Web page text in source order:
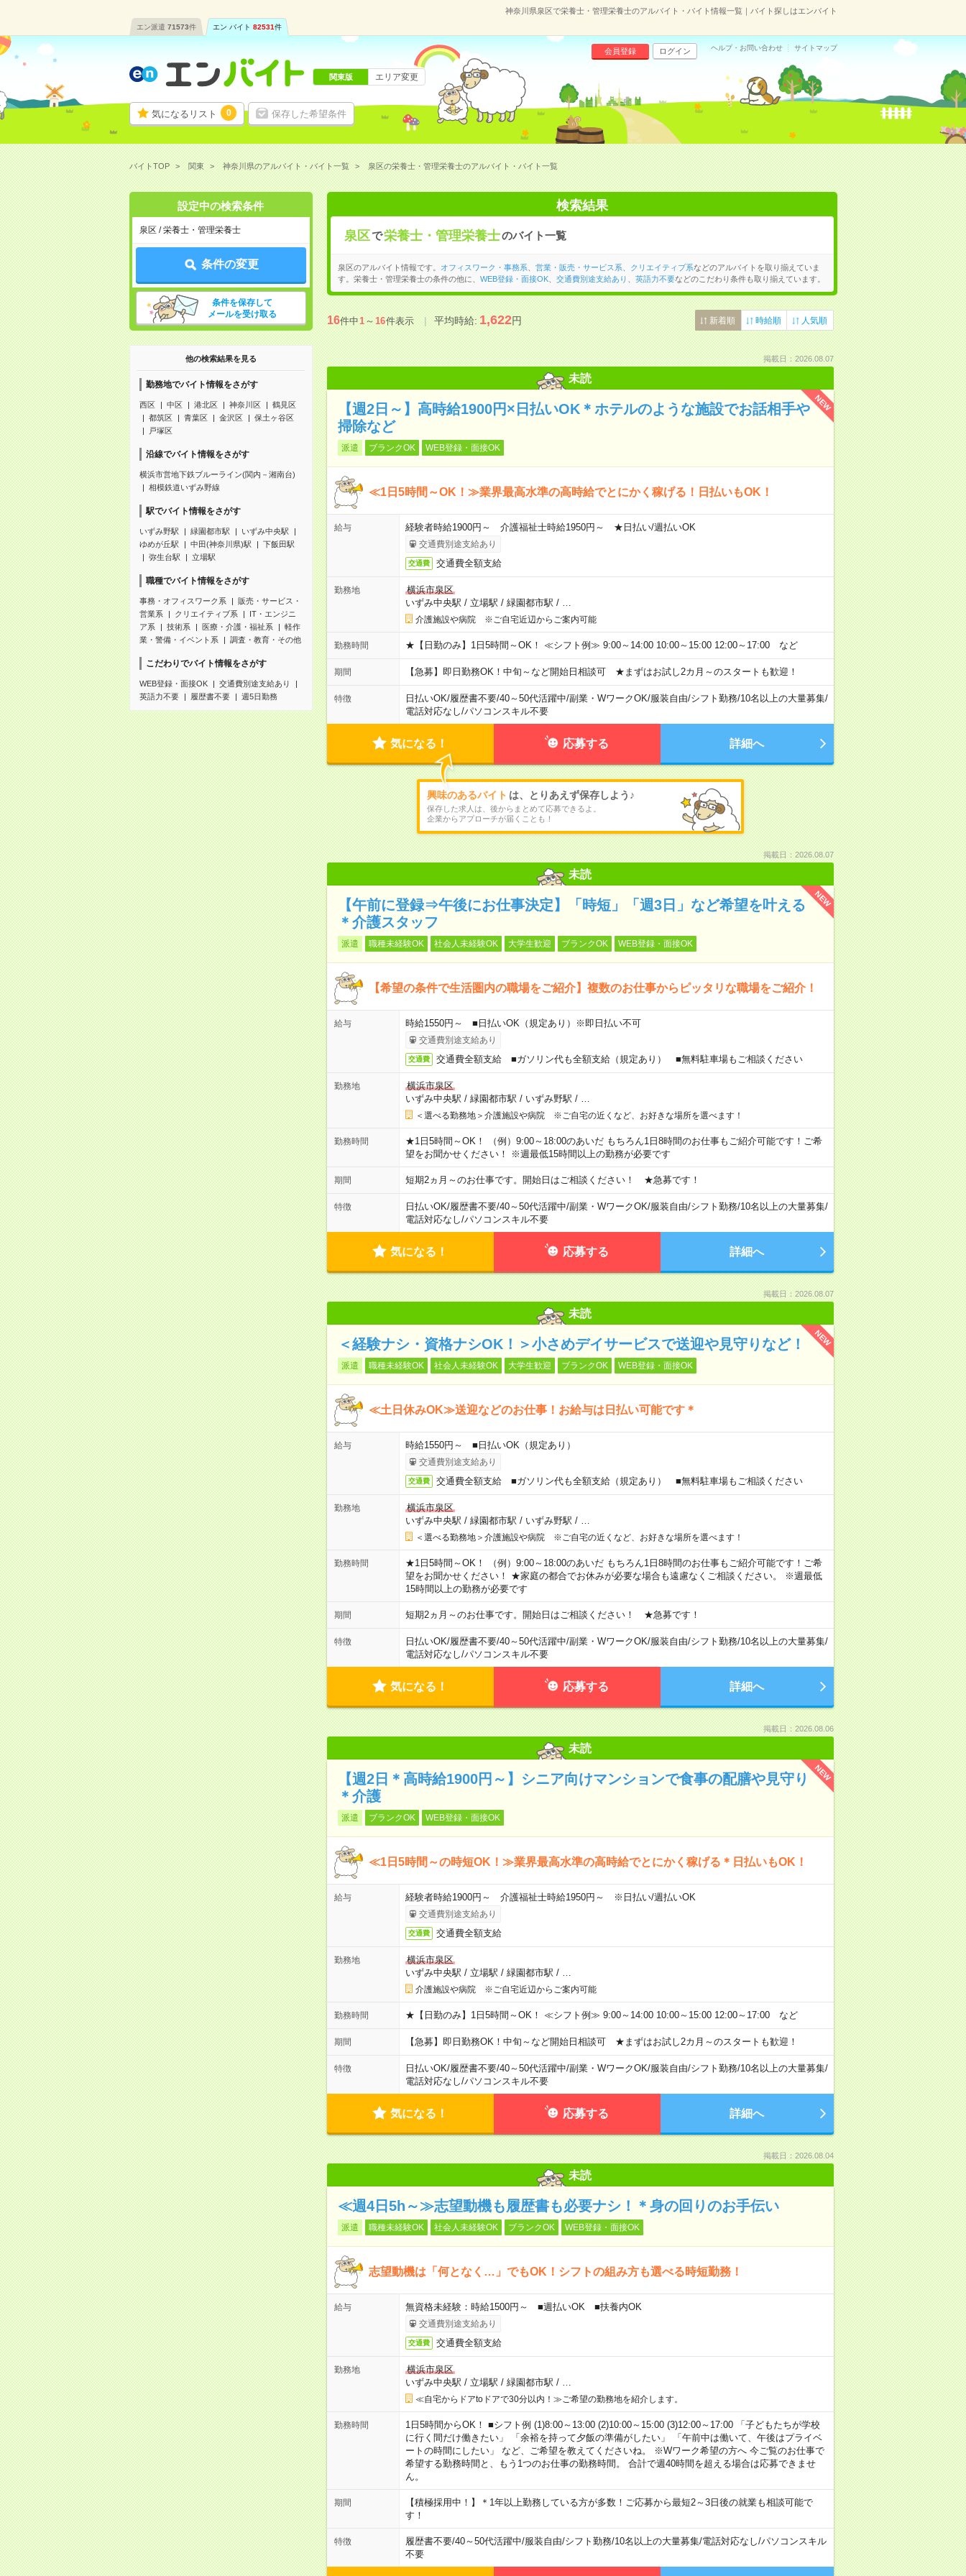
神奈川県泉区で栄養士・管理栄養士のアルバイト・バイト情報一覧｜バイト探しはエンバイト
エン派遣 71573件 エン バイト 82531件
気になるリスト 0 保存した希望条件
会員登録 ログイン ヘルプ・お問い合わせ サイトマップ
関東版 エリア変更
バイトTOP 関東 神奈川県のアルバイト・バイト一覧 泉区の栄養士・管理栄養士のアルバイト・バイト一覧
設定中の検索条件
泉区 / 栄養士・管理栄養士
条件の変更
条件を保存して
メールを受け取る
他の検索結果を見る
勤務地でバイト情報をさがす
西区 中区 港北区 神奈川区
鶴見区
都筑区
青葉区 金沢区
保土ヶ谷区
戸塚区
沿線でバイト情報をさがす
横浜市営地下鉄ブルーライン(関内－湘南台)
相模鉄道いずみ野線
駅でバイト情報をさがす
いずみ野駅 緑園都市駅
いずみ中央駅
ゆめが丘駅
中田(神奈川県)駅
下飯田駅
弥生台駅
立場駅
職種でバイト情報をさがす
事務・オフィスワーク系
販売・サービス・
営業系
クリエイティブ系
IT・エンジニ
ア系
技術系 医療・介護・福祉系
軽作
業・警備・イベント系
調査・教育・その他
こだわりでバイト情報をさがす
WEB登録・面接OK
交通費別途支給あり
英語力不要
履歴書不要 週5日勤務
検索結果
泉区で栄養士・管理栄養士のバイト一覧
泉区のアルバイト情報です。 オフィスワーク・事務系 営業・販売・サービス系 クリエイティブ系などのアルバイトを取り揃えていま
す。栄養士・管理栄養士の条件の他に、 WEB登録・面接OK、 交通費別途支給あり 英語力不要などのこだわり条件も取り揃えています。
16件中1～16件表示 平均時給:1,622円 新着順 時給順 人気順
掲載日：2026.08.07
未読
NEW
【週2日～】高時給1900円×日払いOK＊ホテルのような施設でお話相手や
掃除など
派遣 ブランクOK WEB登録・面接OK
≪1日5時間～OK！≫業界最高水準の高時給でとにかく稼げる！日払いもOK！
給与 経験者時給1900円～ 介護福祉士時給1950円～ ★日払い/週払いOK
交通費別途支給あり
交通費 交通費全額支給
勤務地
横浜市泉区
いずみ中央駅 / 立場駅 / 緑園都市駅 /
介護施設や病院 ※ご自宅近辺からご案内可能
勤務時間 ★【日勤のみ】1日5時間～OK！ ≪シフト例≫ 9:00～14:00 10:00～15:00 12:00～17:00 など
期間 【急募】即日勤務OK！中旬～など開始日相談可 ★まずはお試し2カ月～のスタートも歓迎！
特徴 日払いOK/履歴書不要/40～50代活躍中/副業・WワークOK/服装自由/シフト勤務/10名以上の大量募集/
電話対応なし/パソコンスキル不要
気になる！ 応募する 詳細へ
興味のあるバイト は、とりあえず保存しよう♪
保存した求人は、後からまとめて応募できるよ。
企業からアプローチが届くことも！
掲載日：2026.08.07
未読
NEW
【午前に登録⇒午後にお仕事決定】「時短」「週3日」など希望を叶える
＊介護スタッフ
派遣 職種未経験OK 社会人未経験OK 大学生歓迎 ブランクOK WEB登録・面接OK
【希望の条件で生活圏内の職場をご紹介】複数のお仕事からピッタリな職場をご紹介！
給与 時給1550円～ ■日払いOK（規定あり）※即日払い不可
交通費別途支給あり
交通費 交通費全額支給 ■ガソリン代も全額支給（規定あり） ■無料駐車場もご相談ください
勤務地
横浜市泉区
いずみ中央駅 / 緑園都市駅 / いずみ野駅 /
＜選べる勤務地＞介護施設や病院 ※ご自宅の近くなど、お好きな場所を選べます！
勤務時間
★1日5時間～OK！ （例）9:00～18:00のあいだ もちろん1日8時間のお仕事もご紹介可能です！ご希
望をお聞かせください！ ※週最低15時間以上の勤務が必要です
期間 短期2ヵ月～のお仕事です。開始日はご相談ください！ ★急募です！
特徴 日払いOK/履歴書不要/40～50代活躍中/副業・WワークOK/服装自由/シフト勤務/10名以上の大量募集/
電話対応なし/パソコンスキル不要
気になる！ 応募する 詳細へ
掲載日：2026.08.07
未読
NEW
＜経験ナシ・資格ナシOK！＞小さめデイサービスで送迎や見守りなど！
派遣 職種未経験OK 社会人未経験OK 大学生歓迎 ブランクOK WEB登録・面接OK
≪土日休みOK≫送迎などのお仕事！お給与は日払い可能です＊
給与 時給1550円～ ■日払いOK（規定あり）
交通費別途支給あり
交通費 交通費全額支給 ■ガソリン代も全額支給（規定あり） ■無料駐車場もご相談ください
勤務地
横浜市泉区
いずみ中央駅 / 緑園都市駅 / いずみ野駅 /
＜選べる勤務地＞介護施設や病院 ※ご自宅の近くなど、お好きな場所を選べます！
勤務時間
★1日5時間～OK！ （例）9:00～18:00のあいだ もちろん1日8時間のお仕事もご紹介可能です！ご希
望をお聞かせください！ ★家庭の都合でお休みが必要な場合も遠慮なくご相談ください。 ※週最低
15時間以上の勤務が必要です
期間 短期2ヵ月～のお仕事です。開始日はご相談ください！ ★急募です！
特徴 日払いOK/履歴書不要/40～50代活躍中/副業・WワークOK/服装自由/シフト勤務/10名以上の大量募集/
電話対応なし/パソコンスキル不要
気になる！ 応募する 詳細へ
掲載日：2026.08.06
未読
NEW
【週2日＊高時給1900円～】シニア向けマンションで食事の配膳や見守り
＊介護
派遣 ブランクOK WEB登録・面接OK
≪1日5時間～の時短OK！≫業界最高水準の高時給でとにかく稼げる＊日払いもOK！
給与 経験者時給1900円～ 介護福祉士時給1950円～ ※日払い/週払いOK
交通費別途支給あり
交通費 交通費全額支給
勤務地
横浜市泉区
いずみ中央駅 / 立場駅 / 緑園都市駅 /
介護施設や病院 ※ご自宅近辺からご案内可能
勤務時間 ★【日勤のみ】1日5時間～OK！ ≪シフト例≫ 9:00～14:00 10:00～15:00 12:00～17:00 など
期間 【急募】即日勤務OK！中旬～など開始日相談可 ★まずはお試し2カ月～のスタートも歓迎！
特徴 日払いOK/履歴書不要/40～50代活躍中/副業・WワークOK/服装自由/シフト勤務/10名以上の大量募集/
電話対応なし/パソコンスキル不要
気になる！ 応募する 詳細へ
掲載日：2026.08.04
未読
≪週4日5h～≫志望動機も履歴書も必要ナシ！＊身の回りのお手伝い
派遣 職種未経験OK 社会人未経験OK ブランクOK WEB登録・面接OK
志望動機は「何となく…」でもOK！シフトの組み方も選べる時短勤務！
給与 無資格未経験：時給1500円～ ■週払いOK ■扶養内OK
交通費別途支給あり
交通費 交通費全額支給
勤務地
横浜市泉区
いずみ中央駅 / 立場駅 / 緑園都市駅 /
≪自宅からドアtoドアで30分以内！≫ご希望の勤務地を紹介します。
勤務時間
1日5時間からOK！ ■シフト例 (1)8:00～13:00 (2)10:00～15:00 (3)12:00～17:00 「子どもたちが学校
に行く間だけ働きたい」 「余裕を持って夕飯の準備がしたい」 「午前中は働いて、午後はプライベ
ートの時間にしたい」 など、ご希望を教えてくださいね。 ※Wワーク希望の方へ 今ご覧のお仕事で
希望する勤務時間と、もう1つのお仕事の勤務時間。 合計で週40時間を超える場合は応募できませ
ん。
期間
【積極採用中！】＊1年以上勤務している方が多数！ご応募から最短2～3日後の就業も相談可能で
す！
特徴 履歴書不要/40～50代活躍中/服装自由/シフト勤務/10名以上の大量募集/電話対応なし/パソコンスキル
不要